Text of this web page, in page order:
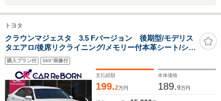
トヨタ
クラウンマジェスタ 3.5 Fバージョン 後期型/モデリス
タエアロ/後席リクライニング/メモリー付本革シート/シー
トエアコン/ハンドルヒーター/ナビ・フルセグ
TV/Bluetooth/レーダークルーズ/クリアランスソナ
ー/ETC/LEDヘッドライト/電動リアサンシェード
購入プラン付 360°画像付
支払総額
199.2万円
本体価格
189.9万円